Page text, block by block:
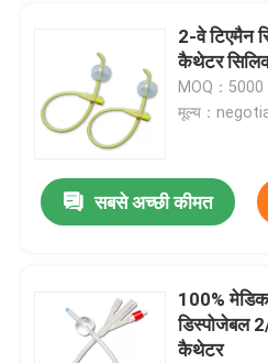
2-वे टिएमैन
कैथेटर
MOQ：5000
मूल्य：
सबसे अच्छी कीमत
100%
डिस्पोजेबल
कैथेटर